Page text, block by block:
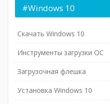
#Windows 10
Скачать Windows 10
Инструменты загрузки ОС
Загрузочная флешка
Установка Windows 10